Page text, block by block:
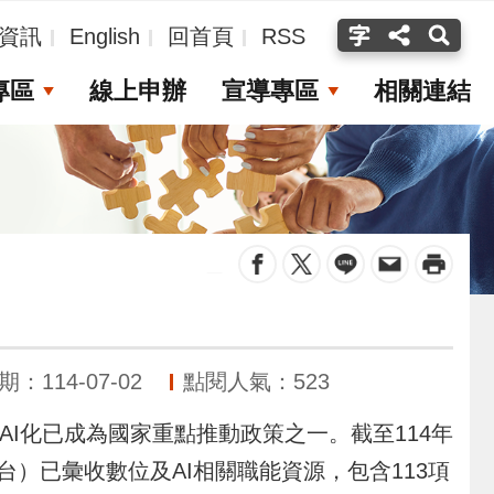
訊 English 回首頁 RSS
區 線上申辦 宣導專區 相關連結
：114-07-02 點閱人氣：523
已成為國家重點推動政策之一。截至114年
）已彙收數位及AI相關職能資源，包含113項